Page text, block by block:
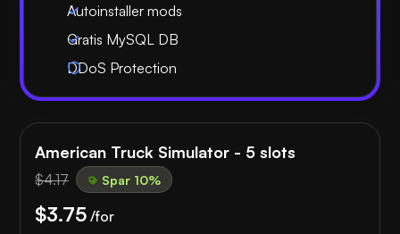
Autoinstaller mods
Gratis MySQL DB
DDoS Protection
American Truck Simulator - 5 slots
$4.17 Spar 10%
$3.75 /for